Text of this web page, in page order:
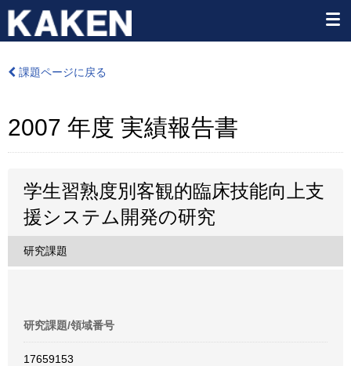
課題ページに戻る
2007 年度 実績報告書
学生習熟度別客観的臨床技能向上支
援システム開発の研究
研究課題
研究課題/領域番号
17659153